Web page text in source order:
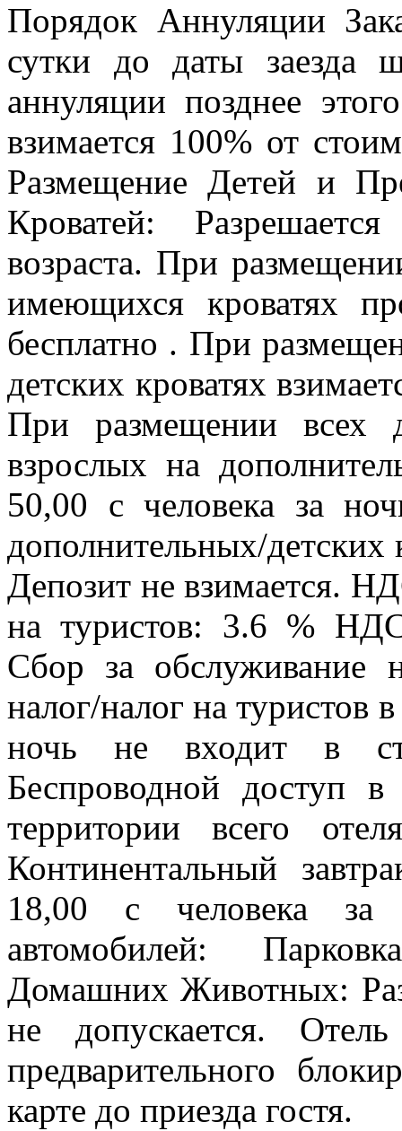
Порядок Аннуляции
сутки до даты заезда
аннуляции позднее
взимается 100% от
Размещение Детей и
Кроватей:
возраста. При
имеющихся кроватях
бесплатно . При
детских кроватях
При размещении всех
взрослых на
50,00 с человека за
дополнительных/
Депозит не взимается.
на туристов: 3.6 %
Сбор за обслуживание
налог/налог на туристов
ночь не входит в
Беспроводной доступ в
территории всего
Континентальный
18,00 с человека за
автомобилей:
Домашних Животных:
не допускается.
предварительного
карте до приезда гостя.